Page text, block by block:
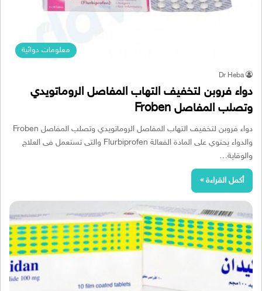
معلومات دوائية
Dr Heba
دواء فروبن لتخفيف التهاب المفاصل الروماتويدي
وتصلب المفاصل Froben
دواء فروبن لتخفيف التهاب المفاصل الروماتويدي وتصلب المفاصل Froben
والدواء يحتوي على المادة الفعالة Flurbiprofen والتى تستعمل فى العلاج
والوقاية…
أكمل القراءة »